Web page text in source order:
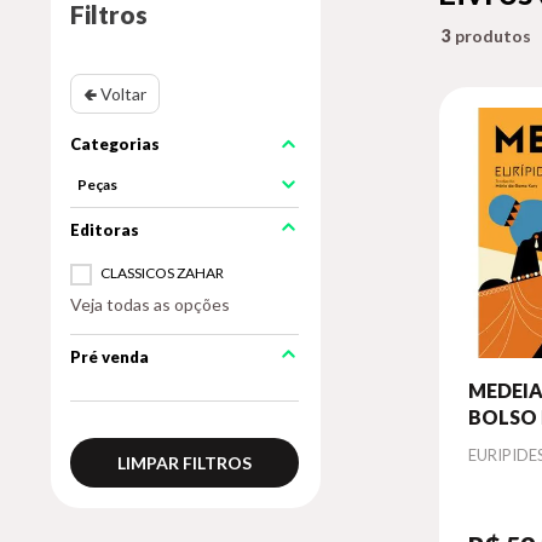
Filtros
🢀 Voltar
Peças
CLASSICOS ZAHAR
Veja todas as opções
Pré venda
LIMPAR FILTROS
3
BOLSO
(COM
Autor